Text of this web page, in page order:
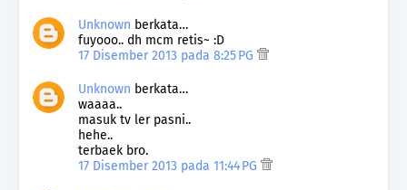
Unknown berkata…
fuyooo.. dh mcm retis~ :D
17 Disember 2013 pada 8:25 PG
Unknown berkata…
waaaa..
masuk tv ler pasni..
hehe..
terbaek bro.
17 Disember 2013 pada 11:44 PG